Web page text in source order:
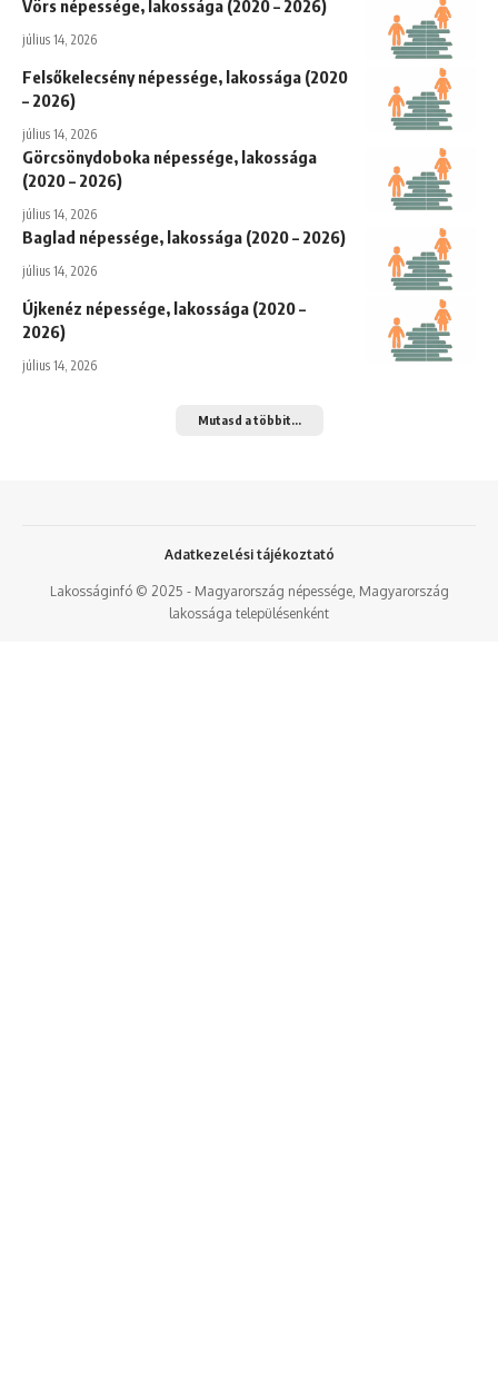
Vörs népessége, lakossága (2020 – 2026)
július 14, 2026
Felsőkelecsény népessége, lakossága (2020
– 2026)
július 14, 2026
Görcsönydoboka népessége, lakossága
(2020 – 2026)
július 14, 2026
Baglad népessége, lakossága (2020 – 2026)
július 14, 2026
Újkenéz népessége, lakossága (2020 –
2026)
július 14, 2026
Mutasd a többit...
Lakosságinfó © 2025 - Magyarország népessége, Magyarország
lakossága településenként
Adatkezelési tájékoztató